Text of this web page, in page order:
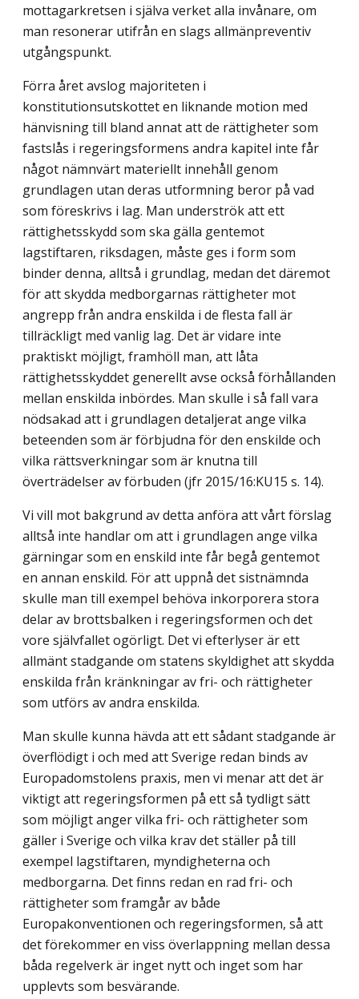
mottagarkretsen i själva verket alla invånare, om
man resonerar utifrån en slags allmänpreventiv
utgångspunkt.
Förra året avslog majoriteten i
konstitutionsutskottet en liknande motion med
hänvisning till bland annat att de rättigheter som
fastslås i regeringsformens andra kapitel inte får
något nämnvärt materiellt innehåll genom
grundlagen utan deras utformning beror på vad
som föreskrivs i lag. Man underströk att ett
rättighetsskydd som ska gälla gentemot
lagstiftaren, riksdagen, måste ges i form som
binder denna, alltså i grundlag, medan det däremot
för att skydda medborgarnas rättigheter mot
angrepp från andra enskilda i de flesta fall är
tillräckligt med vanlig lag. Det är vidare inte
praktiskt möjligt, framhöll man, att låta
rättighetsskyddet generellt avse också förhållanden
mellan enskilda inbördes. Man skulle i så fall vara
nödsakad att i grundlagen detaljerat ange vilka
beteenden som är förbjudna för den enskilde och
vilka rättsverkningar som är knutna till
överträdelser av förbuden (jfr 2015/16:KU15 s. 14).
Vi vill mot bakgrund av detta anföra att vårt förslag
alltså inte handlar om att i grundlagen ange vilka
gärningar som en enskild inte får begå gentemot
en annan enskild. För att uppnå det sistnämnda
skulle man till exempel behöva inkorporera stora
delar av brottsbalken i regeringsformen och det
vore självfallet ogörligt. Det vi efterlyser är ett
allmänt stadgande om statens skyldighet att skydda
enskilda från kränkningar av fri- och rättigheter
som utförs av andra enskilda.
Man skulle kunna hävda att ett sådant stadgande är
överflödigt i och med att Sverige redan binds av
Europadomstolens praxis, men vi menar att det är
viktigt att regeringsformen på ett så tydligt sätt
som möjligt anger vilka fri- och rättigheter som
gäller i Sverige och vilka krav det ställer på till
exempel lagstiftaren, myndigheterna och
medborgarna. Det finns redan en rad fri- och
rättigheter som framgår av både
Europakonventionen och regeringsformen, så att
det förekommer en viss överlappning mellan dessa
båda regelverk är inget nytt och inget som har
upplevts som besvärande.